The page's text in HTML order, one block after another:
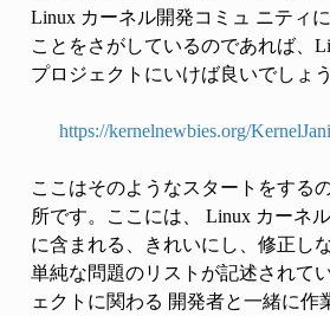
Linux カーネル開発コミュ ニティ
ことをさがしているのであれば、
プロジェクトにいけば良いでしょ
https://kernelnewbies.org/
ここはそのようなスタートをする
所です。ここには、 Linux カーネ
に含まれる、きれいにし、修正し
単純な問題のリストが記述されて
ェクトに関わる 開発者と一緒に作